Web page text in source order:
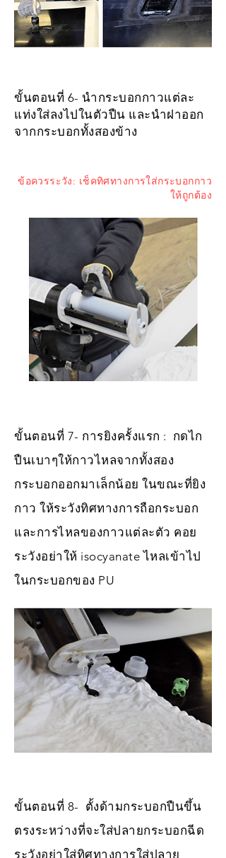
ขั้นตอนที่ 6- นำกระบอกกาวแต่ละ
แท่งใส่ลงไปในตัวปืน และนำฝาออก
จากกระบอกทั้งสองข้าง
ข้อควรระวัง: เช็คทิศทางการใส่กระบอกกาว
ให้ถูกต้อง
ขั้นตอนที่ 7- การยิงครั้งแรก : กดไก
ปืนเบาๆให้กาวไหลจากทั้งสอง
กระบอกออกมาเล็กน้อย ในขณะที่ยิง
กาว ให้ระวังทิศทางการถือกระบอก
และการไหลของกาวแต่ละตัว คอย
ระวังอย่าให้ isocyanate ไหลเข้าไป
ในกระบอกของ PU
ขั้นตอนที่ 8- ตั้งด้ามกระบอกปืนขึ้น
ตรงระหว่างที่จะใส่ปลายกระบอกฉีด
ระวังอย่าใส่ทิศทางการใส่ปลาย